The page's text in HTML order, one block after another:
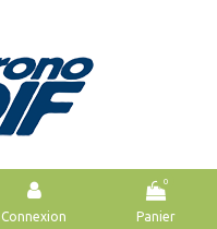
Connexion
0
Panier